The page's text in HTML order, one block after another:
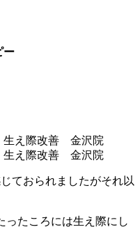
ー
ておられましたがそれ以
ったころには生え際にし